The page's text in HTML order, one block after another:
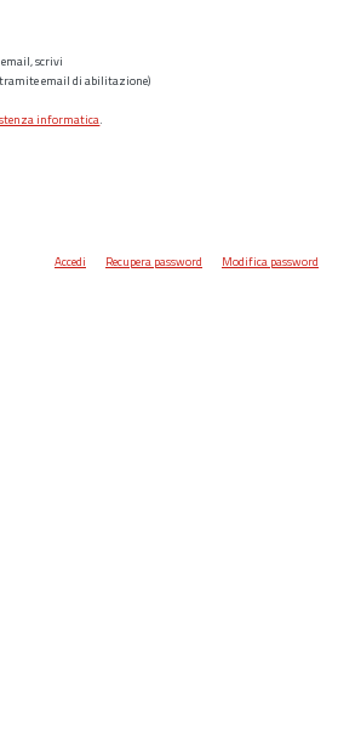
scrivi
email di abilitazione)
informatica.
Accedi Recupera password Modifica password